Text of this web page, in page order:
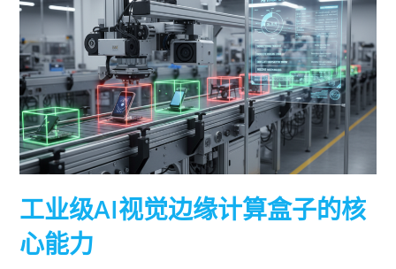
工业级AI视觉边缘计算盒子的核
心能力